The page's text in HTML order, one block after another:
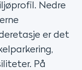
Nedre
er det
På